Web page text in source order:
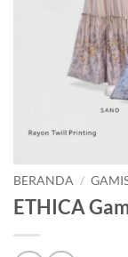
BERANDA /
ETHICA